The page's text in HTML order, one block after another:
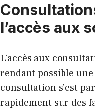
l’accès aux
L’accès aux
rendant possible
consultation s’est
rapidement sur des